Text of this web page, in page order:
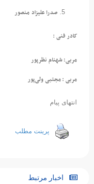
صدرا علیزاد منصور
کادر فنی :
مربی: شهنام نظرپور
مربی : مجتبی ولی‌پور
انتهای پیام
پرینت مطلب
اخبار مرتبط